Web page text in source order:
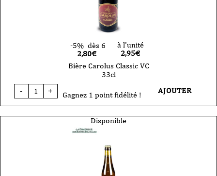
-5% dès 6
2,80€
à l'unité
2,95€
Bière Carolus Classic VC
33cl
-
quantité
de
Classic
+ Gagnez 1 point fidélité ! AJOUTER
Disponible